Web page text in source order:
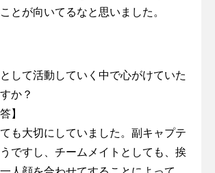
とが向いてるなと思いました。
して活動していく中で心がけていた
か？
】
も大切にしていました。副キャプテ
ですし、チームメイトとしても、挨